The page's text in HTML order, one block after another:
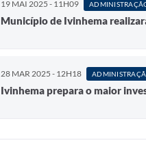
19 MAI 2025 - 11H09
Município de Ivinhema
28 MAR 2025 - 12H18
Ivinhema prepara o maior